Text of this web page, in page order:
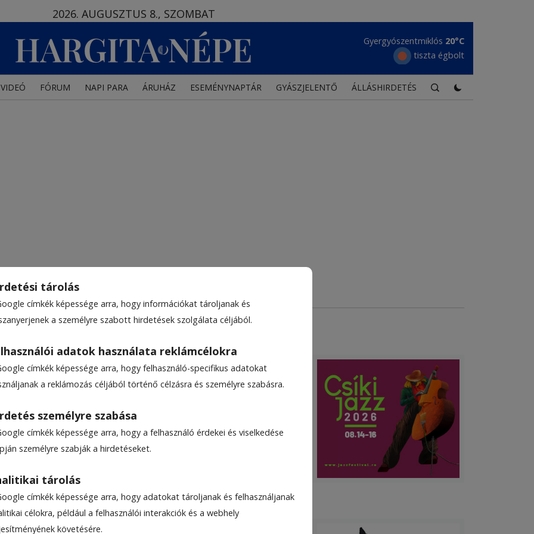
tárolás
címkék képessége arra, hogy információkat tároljanak és
a személyre szabott hirdetések szolgálata céljából.
adatok használata reklámcélokra
címkék képessége arra, hogy felhasználó-specifikus adatokat
a reklámozás céljából történő célzásra és személyre szabásra.
személyre szabása
címkék képessége arra, hogy a felhasználó érdekei és viselkedése
személyre szabják a hirdetéseket.
tárolás
címkék képessége arra, hogy adatokat tároljanak és felhasználjanak
célokra, például a felhasználói interakciók és a webhely
követésére.
2026. AUGUSZTUS 8., SZOMBAT
Maroshévíz 21°C
tiszta égbolt
VIDEÓ FÓRUM NAPI PARA ÁRUHÁZ ESEMÉNYNAPTÁR GYÁSZJELENTŐ ÁLLÁSHIRDETÉS
az iskolának